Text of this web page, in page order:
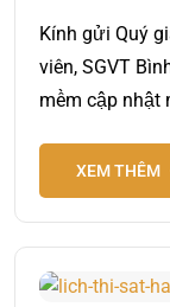
Kính gửi Quý
viên, SGVT
mềm cập nhật
XEM THÊM